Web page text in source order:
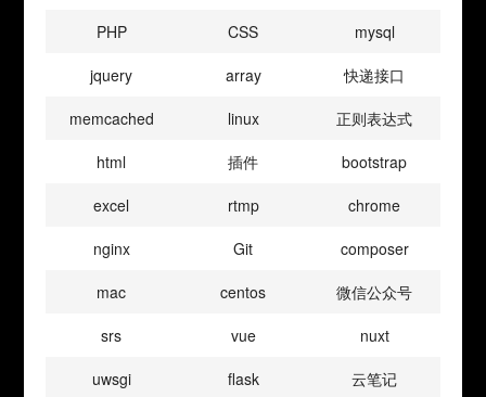
PHP
CSS
mysql
jquery
array
快递接口
memcached
linux
正则表达式
html
插件
bootstrap
excel
rtmp
chrome
nginx
Git
composer
mac
centos
微信公众号
srs
vue
nuxt
uwsgi
flask 云笔记